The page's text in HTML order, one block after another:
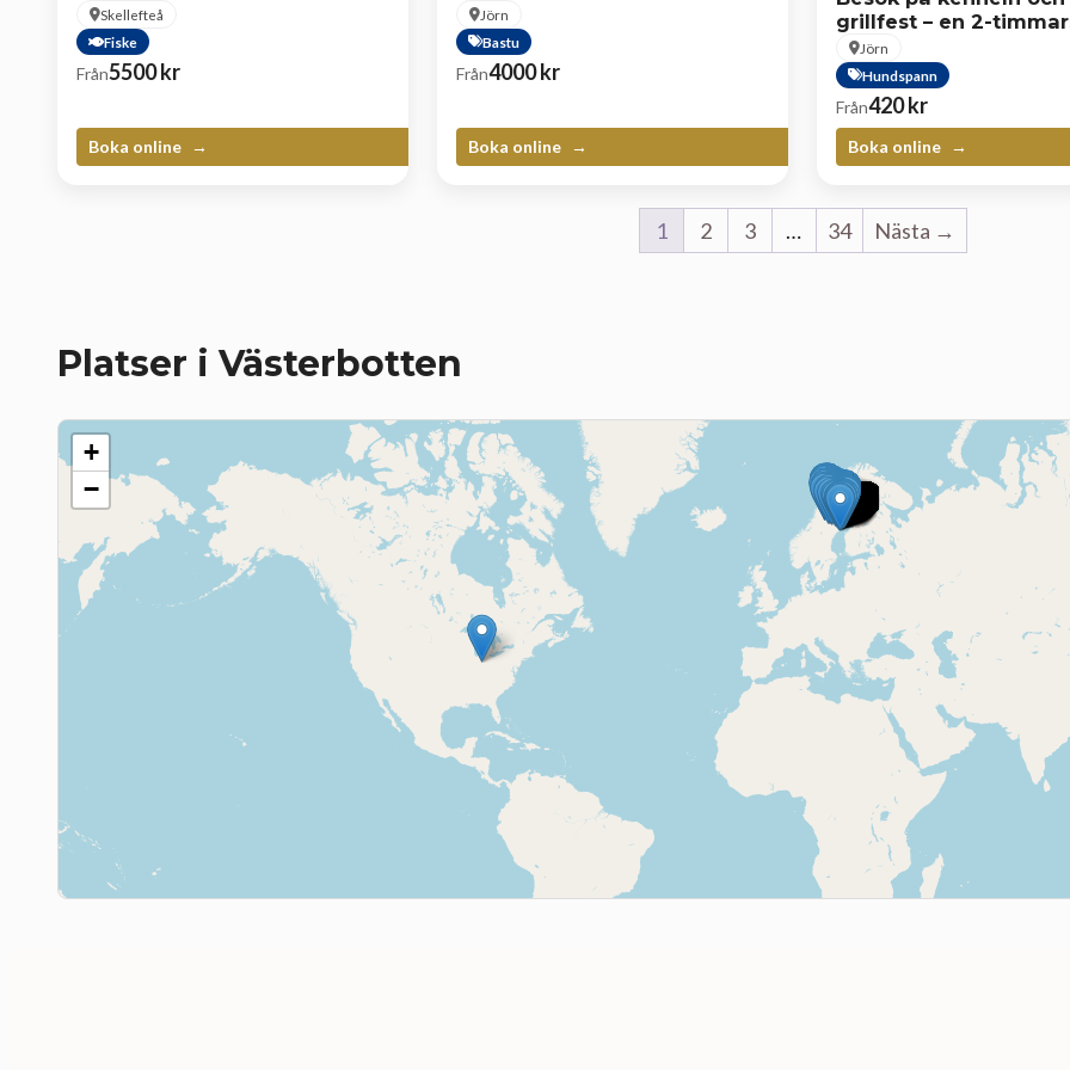
Skellefteå
Fiske
Från5500kr
Boka online
Jörn
Bastu
Från4000kr
Boka online
grillfest – en 2-
hundupplevelse med
vid lägerelden
Jörn
Hundspann
Från420kr
Boka online
1 2 3 … 34 Nästa →
Platser i Västerbotten
+
−